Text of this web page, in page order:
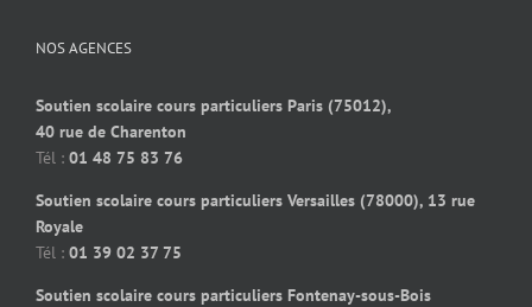
NOS AGENCES
Soutien scolaire cours particuliers Paris (75012),
40 rue de Charenton
Tél : 01 48 75 83 76
Soutien scolaire cours particuliers Versailles (78000), 13 rue
Royale
Tél : 01 39 02 37 75
Soutien scolaire cours particuliers Fontenay-sous-Bois